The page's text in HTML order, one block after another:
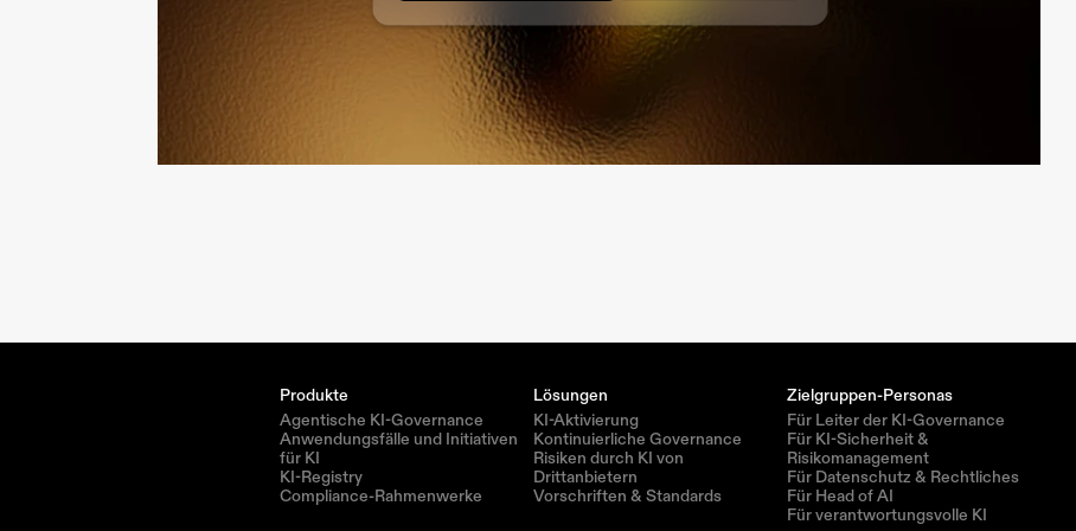
Produkte
Agentische KI-Governance
Anwendungsfälle und Initiativen
für KI
KI-Registry
Compliance-Rahmenwerke
Lösungen
KI-Aktivierung
Kontinuierliche Governance
Risiken durch KI von
Drittanbietern
Vorschriften & Standards
Zielgruppen-Personas
Für Leiter der KI-Governance
Für KI-Sicherheit &
Risikomanagement
Für Datenschutz & Rechtliches
Für Head of AI
Für verantwortungsvolle KI